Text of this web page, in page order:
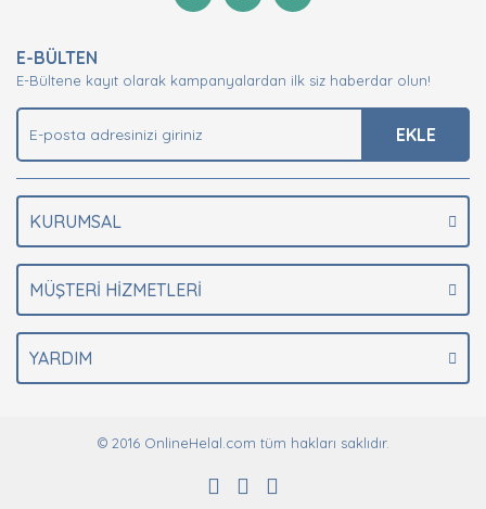
E-BÜLTEN
E-Bültene kayıt olarak kampanyalardan ilk siz haberdar olun!
EKLE
KURUMSAL
MÜŞTERİ HİZMETLERİ
YARDIM
© 2016 OnlineHelal.com tüm hakları saklıdır.